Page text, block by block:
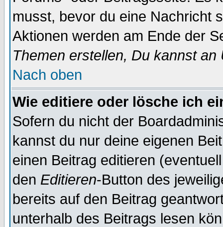
musst, bevor du eine Nachricht
Aktionen werden am Ende der
Themen erstellen, Du kannst
Nach oben
Wie editiere oder lösche ich
Sofern du nicht der
kannst du nur deine eigenen
einen Beitrag editieren
den Editieren-Button des
bereits auf den Beitrag
unterhalb des Beitrags lesen